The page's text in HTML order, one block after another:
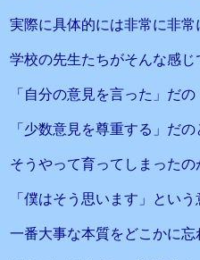
実際に具体的には非常に非
学校の先生たちがそんな感じ
「自分の意見を言った」だ
「少数意見を尊重する」だ
そうやって育ってしまったの
「僕はそう思います」とい
一番大事な本質をどこかに忘